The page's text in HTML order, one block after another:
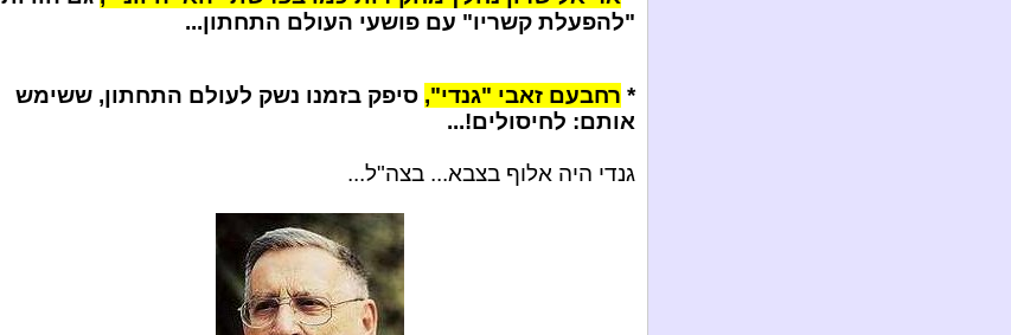
"להפעלת קשריו" עם פושעי העולם התחתון...
* רחבעם זאבי "גנדי", סיפק בזמנו נשק לעולם התחתון, ששימש
אותם: לחיסולים!...
גנדי היה אלוף בצבא... בצה"ל...